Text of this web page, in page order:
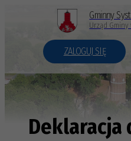
Gminny
Urząd Gminy
ZALOGUJ SIĘ
Deklaracja